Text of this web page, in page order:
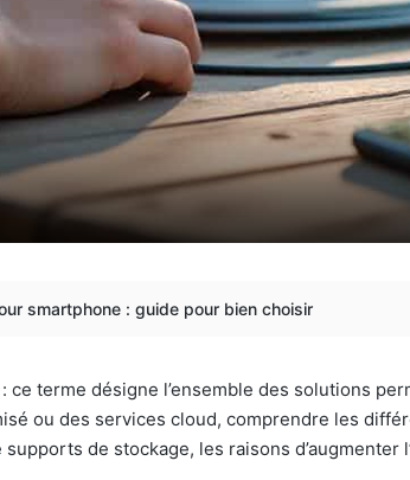
smartphone : guide pour bien choisir
: ce terme désigne l’ensemble des solutions
ou des services cloud, comprendre les
de stockage, les raisons